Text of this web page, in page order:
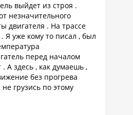
выйдет из строя .
незначительного
двигателя . На трассе
Я уже кому то писал , был
перед началом
А здесь , как думаешь ,
без прогрева
грузись по этому